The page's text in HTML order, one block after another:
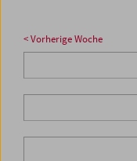
< Vorherige Woche